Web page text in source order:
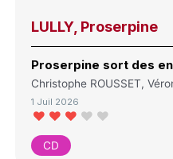
LULLY, Proserpine
Proserpine sort des
Christophe ROUSSET,
1 Juil 2026
CD